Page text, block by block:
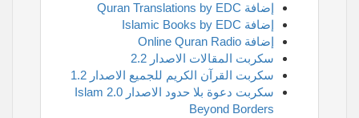
إضافة Quran Translations by EDC
إضافة Islamic Books by EDC
إضافة Online Quran Radio
سكربت المقالات الاصدار 2.2
سكربت القرآن الكريم للجميع الاصدار 1.2
سكربت دعوة بلا حدود الاصدار 2.0 Islam
Beyond Borders